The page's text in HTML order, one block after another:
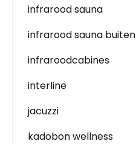
infrarood sauna
infrarood sauna buiten
infraroodcabines
interline
jacuzzi
kadobon wellness